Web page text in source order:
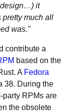
design…) it
pretty much all
was."
contribute a
based on the
A Fedora
38. During the
party RPMs are
the obsolete